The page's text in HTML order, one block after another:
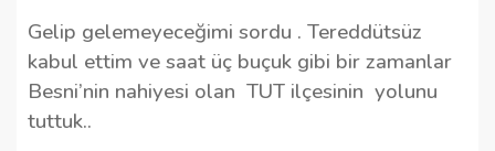
Gelip gelemeyeceğimi sordu . Tereddütsüz
kabul ettim ve saat üç buçuk gibi bir zamanlar
Besni’nin nahiyesi olan TUT ilçesinin yolunu
tuttuk..